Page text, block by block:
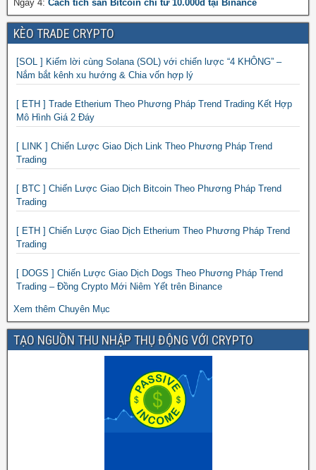
Ngày 4: Cách tích sản Bitcoin chỉ từ 10.000đ tại Binance
KÈO TRADE CRYPTO
[SOL ] Kiếm lời cùng Solana (SOL) với chiến lược “4 KHÔNG” –
Nắm bắt kênh xu hướng & Chia vốn hợp lý
[ ETH ] Trade Etherium Theo Phương Pháp Trend Trading Kết Hợp
Mô Hình Giá 2 Đáy
[ LINK ] Chiến Lược Giao Dịch Link Theo Phương Pháp Trend
Trading
[ BTC ] Chiến Lược Giao Dịch Bitcoin Theo Phương Pháp Trend
Trading
[ ETH ] Chiến Lược Giao Dịch Etherium Theo Phương Pháp Trend
Trading
[ DOGS ] Chiến Lược Giao Dịch Dogs Theo Phương Pháp Trend
Trading – Đồng Crypto Mới Niêm Yết trên Binance
Xem thêm Chuyên Mục
TẠO NGUỒN THU NHẬP THỤ ĐỘNG VỚI CRYPTO